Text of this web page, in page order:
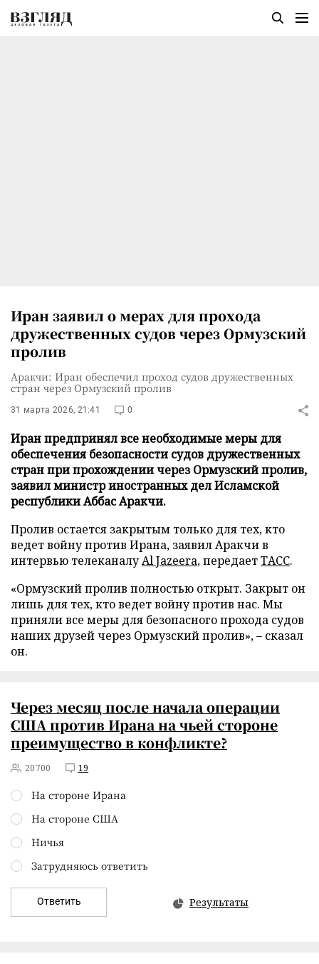
Иран заявил о мерах для прохода
дружественных судов через Ормузский
пролив
Аракчи: Иран обеспечил проход судов дружественных
стран через Ормузский пролив
31 марта 2026, 21:41 0
Иран предпринял все необходимые меры для
обеспечения безопасности судов дружественных
стран при прохождении через Ормузский пролив,
заявил министр иностранных дел Исламской
республики Аббас Аракчи.
Пролив остается закрытым только для тех, кто
ведет войну против Ирана, заявил Аракчи в
интервью телеканалуAl Jazeera, передаетТАСС.
«Ормузский пролив полностью открыт. Закрыт он
лишь для тех, кто ведет войну против нас. Мы
приняли все меры для безопасного прохода судов
наших друзей через Ормузский пролив», – сказал
он.
Через месяц после начала операции
США против Ирана на чьей стороне
преимущество в конфликте?
20700 19
На стороне Ирана
На стороне США
Ничья
Затрудняюсь ответить
Ответить Результаты